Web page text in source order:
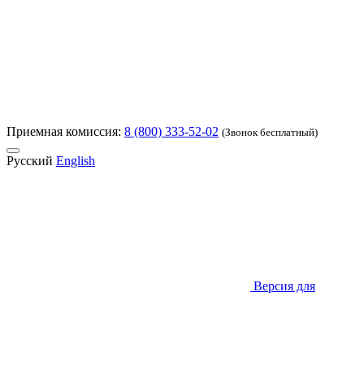
Приемная комиссия: 8 (800) 333-52-02 (Звонок бесплатный)
Русский English
Версия для